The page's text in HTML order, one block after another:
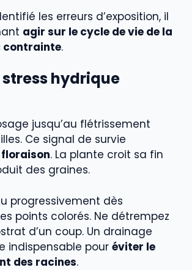
les erreurs d’exposition, il
agir sur le cycle de vie de la
contrainte.
hydrique
jusqu’au flétrissement
Ce signal de survie
. La plante croit sa fin
des graines.
progressivement dès
points colorés. Ne détrempez
d’un coup. Un drainage
indispensable pour éviter le
des racines.